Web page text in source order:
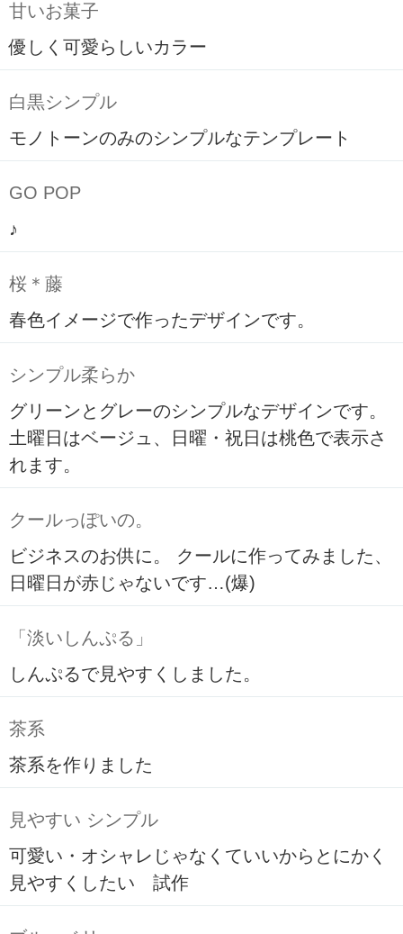
甘いお菓子
優しく可愛らしいカラー
白黒シンプル
モノトーンのみのシンプルなテンプレート
GO POP
♪
桜＊藤
春色イメージで作ったデザインです。
シンプル柔らか
グリーンとグレーのシンプルなデザインです。
土曜日はベージュ、日曜・祝日は桃色で表示さ
れます。
クールっぽいの。
ビジネスのお供に。 クールに作ってみました、
日曜日が赤じゃないです…(爆)
「淡いしんぷる」
しんぷるで見やすくしました。
茶系
茶系を作りました
見やすい シンプル
可愛い・オシャレじゃなくていいからとにかく
見やすくしたい 試作